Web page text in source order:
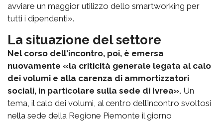
avviare un maggior utilizzo dello smartworking per
tutti i dipendenti».
La situazione del settore
Nel corso dell'incontro, poi, è emersa
nuovamente «la criticità generale legata al calo
dei volumi e alla carenza di ammortizzatori
sociali, in particolare sulla sede di Ivrea». Un
tema, il calo dei volumi, al centro dell’incontro svoltosi
nella sede della Regione Piemonte il giorno